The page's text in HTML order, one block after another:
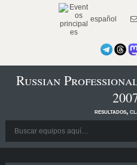
español
Russian
resultados,